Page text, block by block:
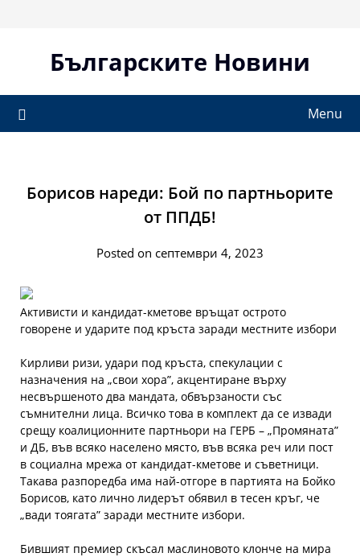
Българските Новини
Menu
Борисов нареди: Бой по партньорите
от ППДБ!
Posted on септември 4, 2023
Активисти и кандидат-кметове връщат острото
говорене и ударите под кръста заради местните избори
Кирливи ризи, удари под кръста, спекулации с
назначения на „свои хора”, акцентиране върху
несвършеното два мандата, обвързаности със
съмнителни лица. Всичко това в комплект да се извади
срещу коалиционните партньори на ГЕРБ – „Промяната”
и ДБ, във всяко населено място, във всяка реч или пост
в социална мрежа от кандидат-кметове и съветници.
Такава разпоредба има най-отгоре в партията на Бойко
Борисов, като лично лидерът обявил в тесен кръг, че
„вади тоягата” заради местните избори.
Бившият премиер скъсал маслиновото клонче на мира